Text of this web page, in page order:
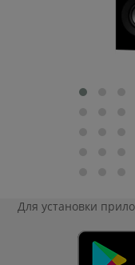
Для установки